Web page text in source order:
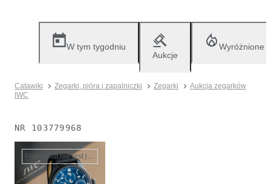
W tym tygodniu
Aukcje
Wyróżnione
Catawiki Zegarki, pióra i zapalniczki Zegarki
Aukcja zegarków
IWC
NR 103779968
Przedmiot nie jest już dostępny